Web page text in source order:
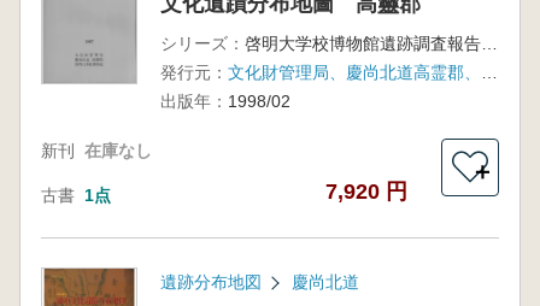
シリーズ：
啓明大学校博物館遺跡調査報告第7輯
発行元：
出版年： 1998/02
新刊 在庫なし
古書 1点 7,920 円
＋
遺跡分布地図 慶尚北道